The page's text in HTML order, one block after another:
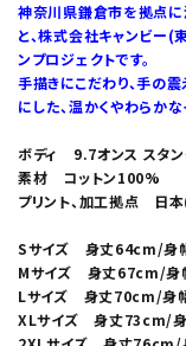
神奈川県鎌倉市を拠点に
と、株式会社キャンビー(
ンプロジェクトです。
手描きにこだわり、手の
にした、温かくやわらか
ボディ 9.7オンス スタ
素材 コットン100%
プリント、加工拠点 日
Sサイズ 身丈64cm/身
Mサイズ 身丈67cm/身
Lサイズ 身丈70cm/身
XLサイズ 身丈73cm/